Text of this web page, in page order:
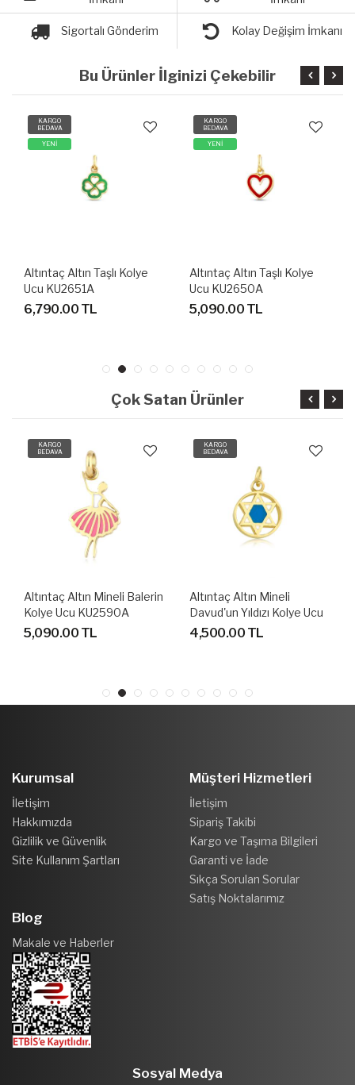
Sigortalı Gönderim Kolay Değişim İmkanı
Bu Ürünler İlginizi Çekebilir
KARGO
BEDAVA
YENİ
Altıntaç Altın Taşlı Kolye
Ucu KU2651A
6,790.00 TL
KARGO
BEDAVA
YENİ
Altıntaç Altın Taşlı Kolye
Ucu KU2650A
5,090.00 TL
Çok Satan Ürünler
KARGO
BEDAVA
Altıntaç Altın Mineli Balerin
Kolye Ucu KU2590A
5,090.00 TL
KARGO
BEDAVA
Altıntaç Altın Mineli
Davud'un Yıldızı Kolye Ucu
KU2570A
4,500.00 TL
Kurumsal
İletişim
Hakkımızda
Gizlilik ve Güvenlik
Site Kullanım Şartları
Müşteri Hizmetleri
İletişim
Sipariş Takibi
Kargo ve Taşıma Bilgileri
Garanti ve İade
Sıkça Sorulan Sorular
Satış Noktalarımız
Blog
Makale ve Haberler
Sosyal Medya